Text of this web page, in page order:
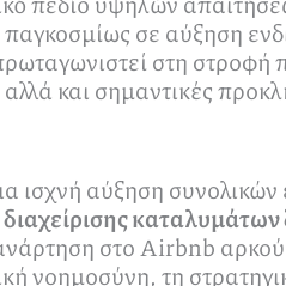
παγκοσμίως σε αύξηση
στη στροφή
και σημαντικές
αύξηση συνολικών
διαχείρισης
στο Airbnb
νοημοσύνη, τη